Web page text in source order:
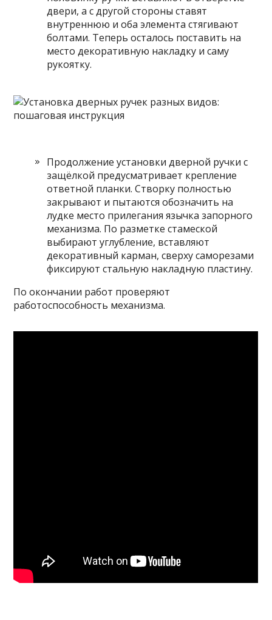
двери, а с другой стороны ставят
внутреннюю и оба элемента стягивают
болтами. Теперь осталось поставить на
место декоративную накладку и саму
рукоятку.
Продолжение установки дверной ручки с
защёлкой предусматривает крепление
ответной планки. Створку полностью
закрывают и пытаются обозначить на
лудке место прилегания язычка запорного
механизма. По разметке стамеской
выбирают углубление, вставляют
декоративный карман, сверху саморезами
фиксируют стальную накладную пластину.
По окончании работ проверяют
работоспособность механизма.